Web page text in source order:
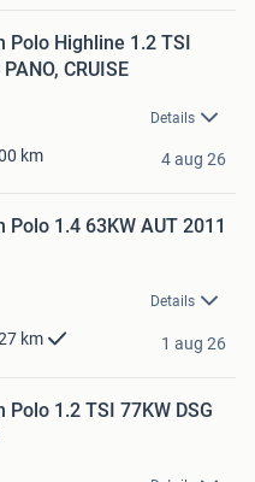
Polo Highline 1.2 TSI
CRUISE
Details
km 4 aug 26
Polo 1.4 63KW AUT 2011
Details
km 1 aug 26
Polo 1.2 TSI 77KW DSG